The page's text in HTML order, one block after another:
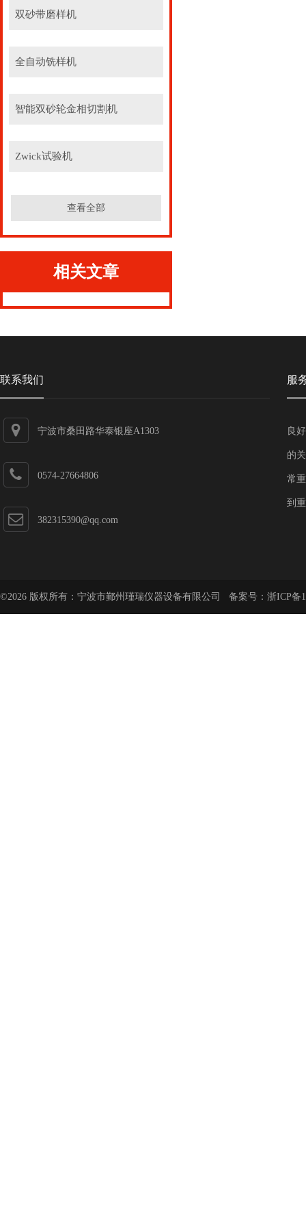
双砂带磨样机
全自动铣样机
智能双砂轮金相切割机
Zwick试验机
查看全部
相关文章
联系我们
宁波市桑田路华泰银座A1303
0574-27664806
382315390@qq.com
服
良
的
常
到
©2026 版权所有：宁波市鄞州瑾瑞仪器设备有限公司 备案号： 浙ICP备